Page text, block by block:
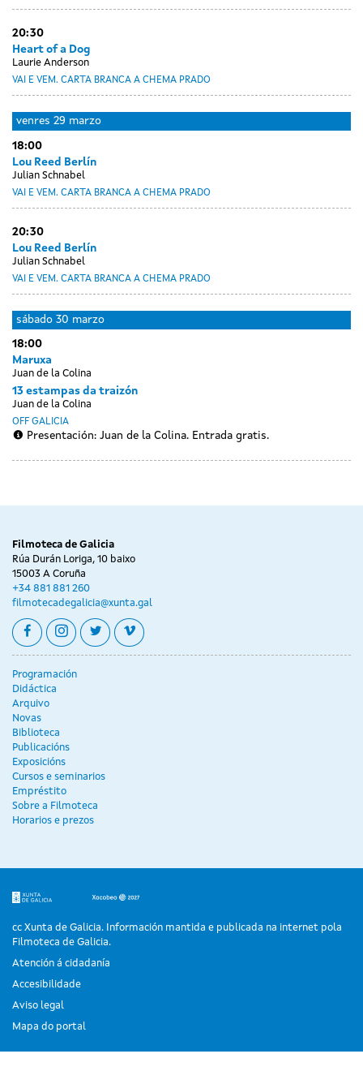
20:30
Heart of a Dog
Laurie Anderson
VAI E VEM. CARTA BRANCA A CHEMA PRADO
venres 29 marzo
18:00
Lou Reed Berlín
Julian Schnabel
VAI E VEM. CARTA BRANCA A CHEMA PRADO
20:30
Lou Reed Berlín
Julian Schnabel
VAI E VEM. CARTA BRANCA A CHEMA PRADO
sábado 30 marzo
18:00
Maruxa
Juan de la Colina
13 estampas da traizón
Juan de la Colina
OFF GALICIA
Presentación: Juan de la Colina. Entrada gratis.
Filmoteca de Galicia
Rúa Durán Loriga, 10 baixo
15003 A Coruña
+34 881 881 260
filmotecadegalicia@xunta.gal
facebookinstagram
twittervimeo
Programación
Didáctica
Arquivo
Novas
Biblioteca
Publicacións
Exposicións
Cursos e seminarios
Empréstito
Sobre a Filmoteca
Horarios e prezos
cc Xunta de Galicia. Información mantida e publicada na internet pola
Filmoteca de Galicia.
Atención á cidadanía
Accesibilidade
Aviso legal
Mapa do portal